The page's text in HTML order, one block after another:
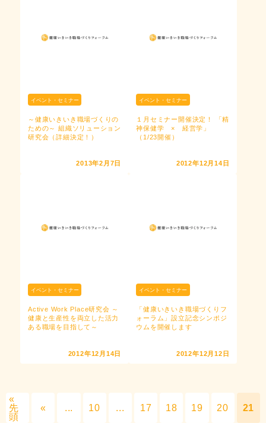
イベント・セミナー
～健康いきいき職場づくりの
ための～ 組織ソリューション
研究会（詳細決定！）
2013年2月7日
イベント・セミナー
１月セミナー開催決定！ 「精
神保健学 × 経営学」
（1/23開催）
2012年12月14日
イベント・セミナー
Active Work Place研究会 ～
健康と生産性を両立した活力
ある職場を目指して～
2012年12月14日
イベント・セミナー
「健康いきいき職場づくりフ
ォーラム」設立記念シンポジ
ウムを開催します
2012年12月12日
«
先
頭
« ... 10 ... 17 18 19 20 21